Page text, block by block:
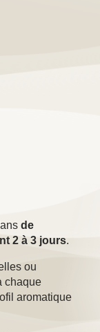
de
2 à 3 jours.
ou
chaque
aromatique